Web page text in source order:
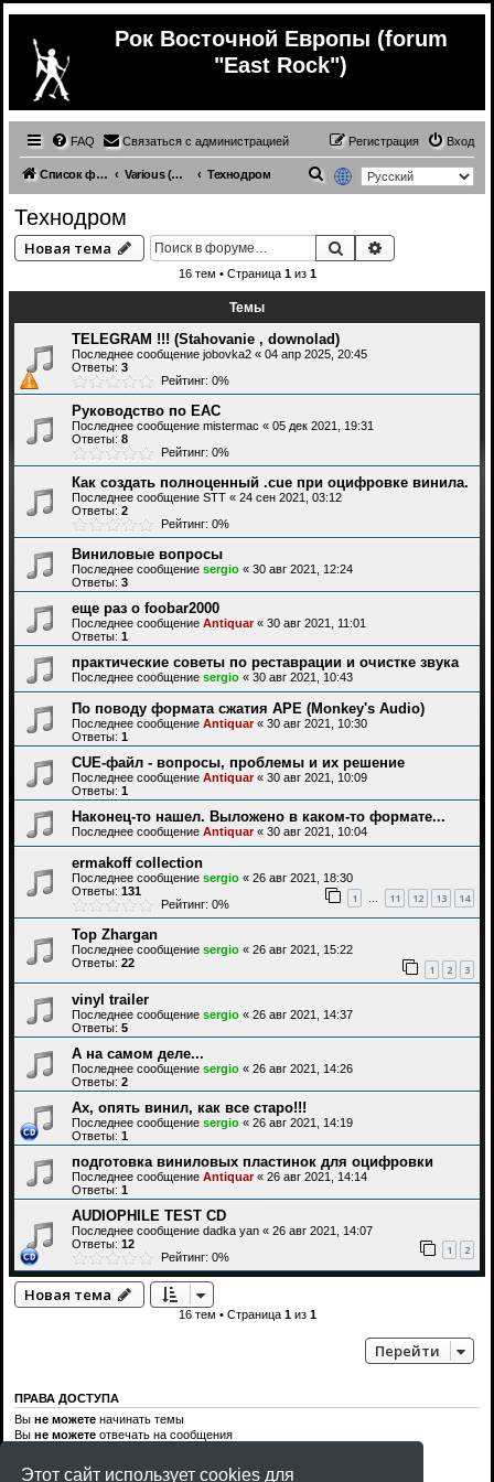
Этот сайт использует cookies для
Рок Восточной Европы (forum
"East Rock")
FAQ Связаться с администрацией Вход
Регистрация
Список форумов Various (Разное) Технодром
с
Технодром
Новая тема Поиск
16 тем • Страница 1из 1
Темы
TELEGRAM !!! (Stahovanie , downolad)
Последнее сообщение jobovka2 « 04 апр 2025, 20:45
Ответы: 3
Рейтинг: 0%
Руководство по EAC
Последнее сообщение mistermac « 05 дек 2021, 19:31
Ответы: 8
Рейтинг: 0%
Как создать полноценный .cue при оцифровке винила.
Последнее сообщение STT « 24 сен 2021, 03:12
Ответы: 2
Рейтинг: 0%
Виниловые вопросы
Последнее сообщение sergio « 30 авг 2021, 12:24
Ответы: 3
еще раз о foobar2000
Последнее сообщение Antiquar« 30 авг 2021, 11:01
Ответы: 1
практические советы по реставрации и очистке звука
Последнее сообщение sergio « 30 авг 2021, 10:43
По поводу формата сжатия APE (Monkey's Audio)
Последнее сообщение Antiquar« 30 авг 2021, 10:30
Ответы: 1
CUE-файл - вопросы, проблемы и их решение
Последнее сообщение Antiquar« 30 авг 2021, 10:09
Ответы: 1
Наконец-то нашел. Выложено в каком-то формате...
Последнее сообщение Antiquar« 30 авг 2021, 10:04
ermakoff collection
Последнее сообщение sergio « 26 авг 2021, 18:30
Ответы: 131 1 … 11 12 13 14
Рейтинг: 0%
Top Zhargan
Последнее сообщение sergio « 26 авг 2021, 15:22
Ответы: 22 1 2 3
vinyl trailer
Последнее сообщение sergio « 26 авг 2021, 14:37
Ответы: 5
А на самом деле...
Последнее сообщение sergio « 26 авг 2021, 14:26
Ответы: 2
Ах, опять винил, как все старо!!!
Последнее сообщение sergio « 26 авг 2021, 14:19
Ответы: 1
подготовка виниловых пластинок для оцифровки
Последнее сообщение Antiquar« 26 авг 2021, 14:14
Ответы: 1
AUDIOPHILE TEST CD
Последнее сообщение dadka yan « 26 авг 2021, 14:07
Ответы: 12 1 2
Рейтинг: 0%
Новая тема
16 тем • Страница 1из 1
Перейти
ПРАВА ДОСТУПА
Вы не можете начинать темы
Вы не можете отвечать на сообщения
Вы
не можете
удалять свои сообщения